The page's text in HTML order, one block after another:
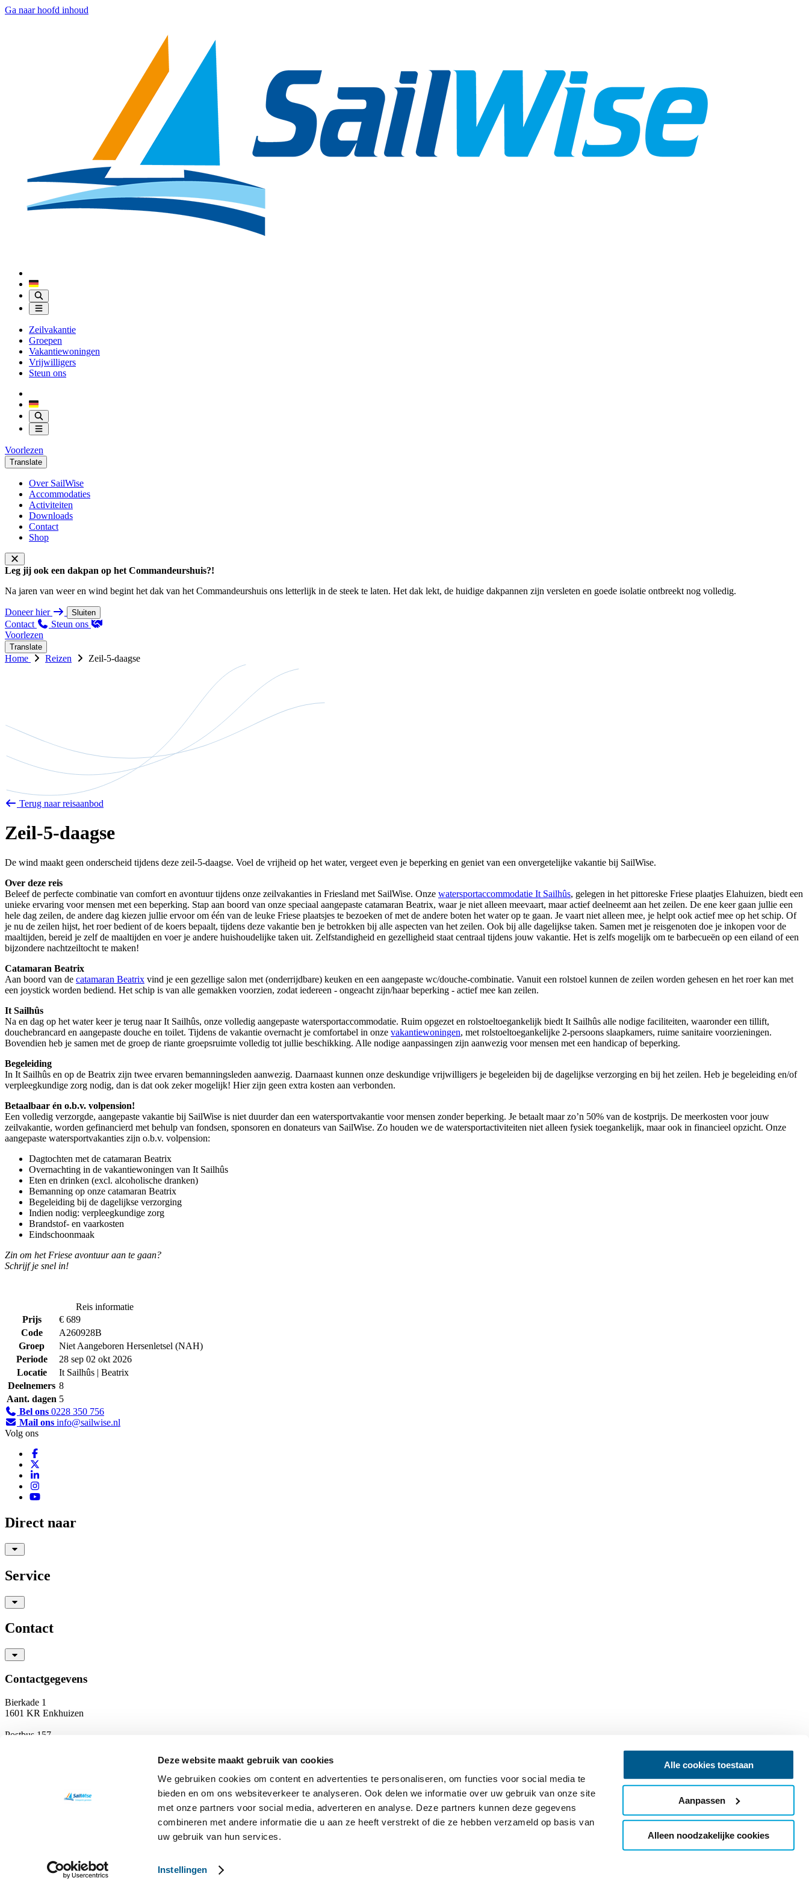
Deze website maakt gebruik van cookies
We gebruiken cookies om content en advertenties te personaliseren, om functies voor social media te
bieden en om ons websiteverkeer te analyseren. Ook delen we informatie over uw gebruik van onze site
met onze partners voor social media, adverteren en analyse. Deze partners kunnen deze gegevens
combineren met andere informatie die u aan ze heeft verstrekt of die ze hebben verzameld op basis van
uw gebruik van hun services.
Instellingen
Alle cookies toestaan
Aanpassen
Alleen noodzakelijke cookies
Ga naar hoofd inhoud
Zeilvakantie
Groepen
Vakantiewoningen
Vrijwilligers
Steun ons
Voorlezen
Translate
Over SailWise
Accommodaties
Activiteiten
Downloads
Contact
Shop
Leg jij ook een dakpan op het Commandeurshuis?!
Na jaren van weer en wind begint het dak van het Commandeurshuis ons letterlijk in de steek te laten. Het dak lekt, de huidige dakpannen zijn versleten en goede isolatie ontbreekt nog volledig.
Doneer hier Sluiten
Contact
Steun ons
Voorlezen
Translate
Home Reizen Zeil-5-daagse
Terug naar reisaanbod
Zeil-5-daagse
De wind maakt geen onderscheid tijdens deze zeil-5-daagse. Voel de vrijheid op het water, vergeet even je beperking en geniet van een onvergetelijke vakantie bij SailWise.
Over deze reis
Beleef de perfecte combinatie van comfort en avontuur tijdens onze zeilvakanties in Friesland met SailWise. Onze watersportaccommodatie It Sailhûs, gelegen in het pittoreske Friese plaatjes Elahuizen, biedt een
unieke ervaring voor mensen met een beperking. Stap aan boord van onze speciaal aangepaste catamaran Beatrix, waar je niet alleen meevaart, maar actief deelneemt aan het zeilen. De ene keer gaan jullie een
hele dag zeilen, de andere dag kiezen jullie ervoor om één van de leuke Friese plaatsjes te bezoeken of met de andere boten het water op te gaan. Je vaart niet alleen mee, je helpt ook actief mee op het schip. Of
je nu de zeilen hijst, het roer bedient of de koers bepaalt, tijdens deze vakantie ben je betrokken bij alle aspecten van het zeilen. Ook bij alle dagelijkse taken. Samen met je reisgenoten doe je inkopen voor de
maaltijden, bereid je zelf de maaltijden en voer je andere huishoudelijke taken uit. Zelfstandigheid en gezelligheid staat centraal tijdens jouw vakantie. Het is zelfs mogelijk om te barbecueën op een eiland of een
bijzondere nachtzeiltocht te maken!
Catamaran Beatrix
Aan boord van de catamaran Beatrix vind je een gezellige salon met (onderrijdbare) keuken en een aangepaste wc/douche-combinatie. Vanuit een rolstoel kunnen de zeilen worden gehesen en het roer kan met
een joystick worden bediend. Het schip is van alle gemakken voorzien, zodat iedereen - ongeacht zijn/haar beperking - actief mee kan zeilen.
It Sailhûs
Na en dag op het water keer je terug naar It Sailhûs, onze volledig aangepaste watersportaccommodatie. Ruim opgezet en rolstoeltoegankelijk biedt It Sailhûs alle nodige faciliteiten, waaronder een tillift,
douchebrancard en aangepaste douche en toilet. Tijdens de vakantie overnacht je comfortabel in onze vakantiewoningen, met rolstoeltoegankelijke 2-persoons slaapkamers, ruime sanitaire voorzieningen.
Bovendien heb je samen met de groep de riante groepsruimte volledig tot jullie beschikking. Alle nodige aanpassingen zijn aanwezig voor mensen met een handicap of beperking.
Begeleiding
In It Sailhûs en op de Beatrix zijn twee ervaren bemanningsleden aanwezig. Daarnaast kunnen onze deskundige vrijwilligers je begeleiden bij de dagelijkse verzorging en bij het zeilen. Heb je begeleiding en/of
verpleegkundige zorg nodig, dan is dat ook zeker mogelijk! Hier zijn geen extra kosten aan verbonden.
Betaalbaar én o.b.v. volpension!
Een volledig verzorgde, aangepaste vakantie bij SailWise is niet duurder dan een watersportvakantie voor mensen zonder beperking. Je betaalt maar zo’n 50% van de kostprijs. De meerkosten voor jouw
zeilvakantie, worden gefinancierd met behulp van fondsen, sponsoren en donateurs van SailWise. Zo houden we de watersportactiviteiten niet alleen fysiek toegankelijk, maar ook in financieel opzicht. Onze
aangepaste watersportvakanties zijn o.b.v. volpension:
Dagtochten met de catamaran Beatrix
Overnachting in de vakantiewoningen van It Sailhûs
Eten en drinken (excl. alcoholische dranken)
Bemanning op onze catamaran Beatrix
Begeleiding bij de dagelijkse verzorging
Indien nodig: verpleegkundige zorg
Brandstof- en vaarkosten
Eindschoonmaak
Zin om het Friese avontuur aan te gaan?
Schrijf je snel in!
Reis informatie
Prijs
€ 689
Code
A260928B
Groep
Niet Aangeboren Hersenletsel (NAH)
Periode
28 sep 02 okt 2026
Locatie
It Sailhûs | Beatrix
Deelnemers 8
Aant. dagen 5
Bel ons 0228 350 756
Mail ons info@sailwise.nl
Volg ons
Direct naar
Service
Contact
Contactgegevens
Bierkade 1
1601 KR Enkhuizen
Postbus 157
RSIN: 8042 17 488